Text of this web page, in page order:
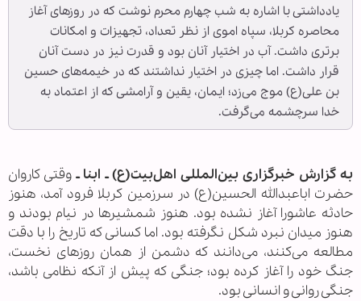
یادداشتی با اشاره به شب چهارم محرم نوشت که در روزهای آغاز
محاصره کربلا، سپاه اموی از نظر تعداد، تجهیزات و امکانات
برتری داشت. آب در اختیار آنان بود و قدرت نیز در دست آنان
قرار داشت. اما چیزی در اختیار نداشتند که در خیمه‌های حسین
بن علی(ع) موج می‌زد؛ ایمان، یقین و آرامشی که از اعتماد به
خدا سرچشمه می‌گرفت.
به گزارش خبرگزاری بین‌المللی اهل‌بیت(ع) ـ ابنا ـ وقتی کاروان
حضرت اباعبدالله الحسین(ع) در سرزمین کربلا فرود آمد، هنوز
حادثه عاشورا آغاز نشده بود. هنوز شمشیرها در نیام بودند و
هنوز میدان نبرد شکل نگرفته بود. اما کسانی که تاریخ را با دقت
مطالعه می‌کنند، می‌دانند که دشمن از همان روزهای نخست،
جنگ خود را آغاز کرده بود؛ جنگی که پیش از آنکه نظامی باشد،
جنگی روانی و انسانی بود.